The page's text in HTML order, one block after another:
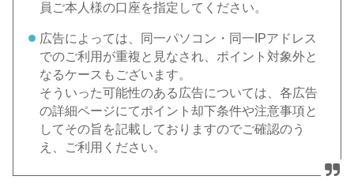
員ご本人様の口座を指定してください。
広告によっては、同一パソコン・同一IPアドレス
でのご利用が重複と見なされ、ポイント対象外と
なるケースもございます。
そういった可能性のある広告については、各広告
の詳細ページにてポイント却下条件や注意事項と
してその旨を記載しておりますのでご確認のう
え、ご利用ください。